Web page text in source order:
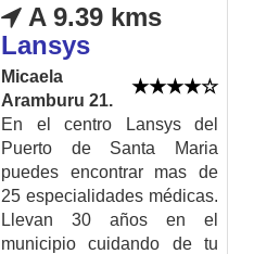
A 9.39 kms
Lansys
Micaela
Aramburu 21.
En el centro Lansys del
Puerto de Santa Maria
puedes encontrar mas de
25 especialidades médicas.
Llevan 30 años en el
municipio cuidando de tu